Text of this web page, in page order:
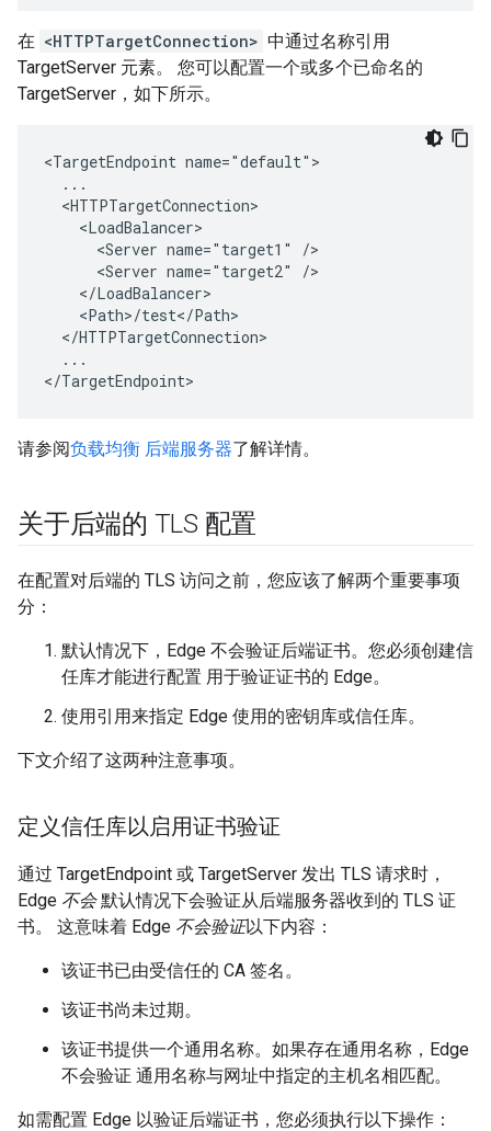
在 <HTTPTargetConnection> 中通过名称引用
TargetServer 元素。 您可以配置一个或多个已命名的
TargetServer，如下所示。
<TargetEndpoint name="default">
  ...
  <HTTPTargetConnection>
    <LoadBalancer>
      <Server name="target1" />
      <Server name="target2" />
    </LoadBalancer>
    <Path>/test</Path>
  </HTTPTargetConnection>
  ...
</TargetEndpoint>
请参阅负载均衡 后端服务器了解详情。
关于后端的 TLS 配置
在配置对后端的 TLS 访问之前，您应该了解两个重要事项
分：
默认情况下，Edge 不会验证后端证书。您必须创建信
任库才能进行配置 用于验证证书的 Edge。
使用引用来指定 Edge 使用的密钥库或信任库。
下文介绍了这两种注意事项。
定义信任库以启用证书验证
通过 TargetEndpoint 或 TargetServer 发出 TLS 请求时，
Edge 不会默认情况下会验证从后端服务器收到的 TLS 证
书。 这意味着 Edge 不会验证以下内容：
该证书已由受信任的 CA 签名。
该证书尚未过期。
该证书提供一个通用名称。如果存在通用名称，Edge
不会验证 通用名称与网址中指定的主机名相匹配。
如需配置 Edge 以验证后端证书，您必须执行以下操作：